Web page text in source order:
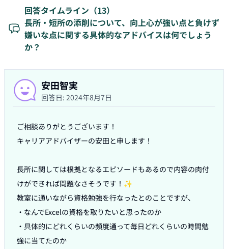
回答タイムライン（13）
長所・短所の添削について、向上心が強い点と負けず
嫌いな点に関する具体的なアドバイスは何でしょう
か？
安田智実
回答日: 2024年8月7日
ご相談ありがとうございます！
キャリアアドバイザーの安田と申します！
長所に関しては根拠となるエピソードもあるので内容の肉付
けができれば問題なさそうです！✨
教室に通いながら資格勉強を行なったとのことですが、
・なんでExcelの資格を取りたいと思ったのか
・具体的にどれくらいの頻度通って毎日どれくらいの時間勉
強に当てたのか